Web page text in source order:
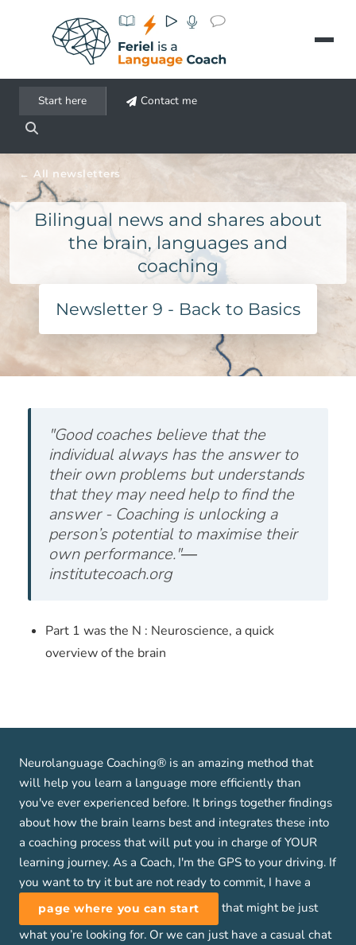
Start here Contact me
All newsletters
Bilingual news and shares about
the brain, languages and
coaching
Newsletter 9 - Back to Basics
"Good coaches believe that the
individual always has the answer to
their own problems but understands
that they may need help to find the
answer - Coaching is unlocking a
person’s potential to maximise their
own performance."―
institutecoach.org
Part 1 was the N : Neuroscience, a quick
overview of the brain
Neurolanguage Coaching® is an amazing method that
will help you learn a language more efficiently than
you've ever experienced before. It brings together findings
about how the brain learns best and integrates these into
a coaching process that will put you in charge of YOUR
learning journey. As a Coach, I'm the GPS to your driving. If
you want to try it but are not ready to commit, I have a
page where you can start
that might be just
what you’re looking for. Or we can just have a casual chat